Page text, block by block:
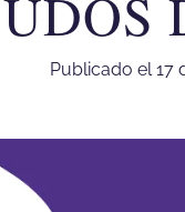
Publicado el 17